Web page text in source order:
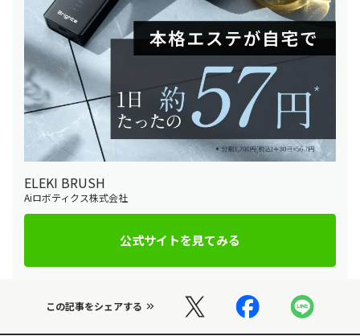
ELEKI BRUSH
Aiロボティクス株式会社
公式サイトを見てみる
この記事をシェアする